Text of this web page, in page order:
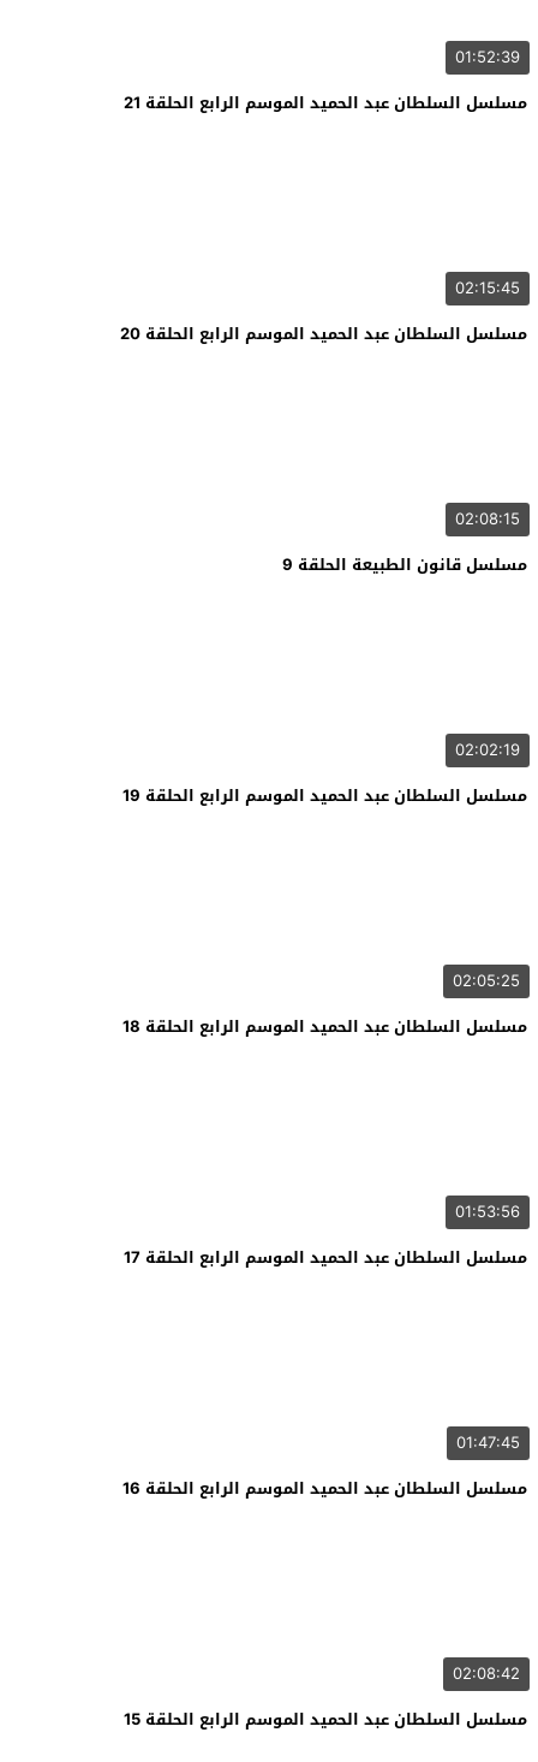
01:52:39
مسلسل السلطان عبد الحميد الموسم الرابع الحلقة 21
02:15:45
مسلسل السلطان عبد الحميد الموسم الرابع الحلقة 20
02:08:15
مسلسل قانون الطبيعة الحلقة 9
02:02:19
مسلسل السلطان عبد الحميد الموسم الرابع الحلقة 19
02:05:25
مسلسل السلطان عبد الحميد الموسم الرابع الحلقة 18
01:53:56
مسلسل السلطان عبد الحميد الموسم الرابع الحلقة 17
01:47:45
مسلسل السلطان عبد الحميد الموسم الرابع الحلقة 16
02:08:42
مسلسل السلطان عبد الحميد الموسم الرابع الحلقة 15